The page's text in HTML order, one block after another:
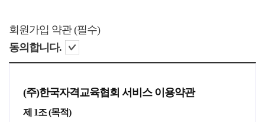
회원가입 약관 (필수)
동의합니다.
(주)한국자격교육협회 서비스 이용약관
제 1조 (목적)